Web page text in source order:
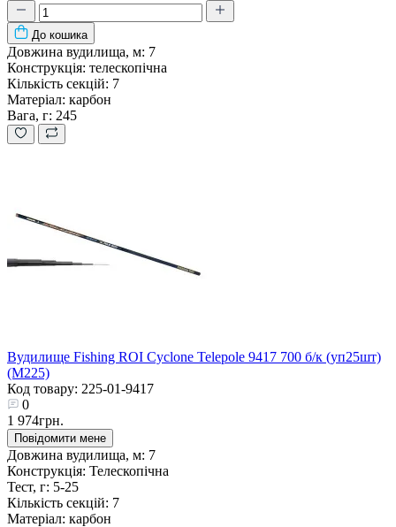
До кошика
Довжина вудилища, м: 7
Конструкція: телескопічна
Кількість секцій: 7
Матеріал: карбон
Вага, г: 245
Вудилище Fishing ROI Cyclone Telepole 9417 700 б/к (уп25шт)
(M225)
Код товару: 225-01-9417
0
1 974грн.
Повідомити мене
Довжина вудилища, м: 7
Конструкція: Телескопічна
Тест, г: 5-25
Кількість секцій: 7
Матеріал: карбон